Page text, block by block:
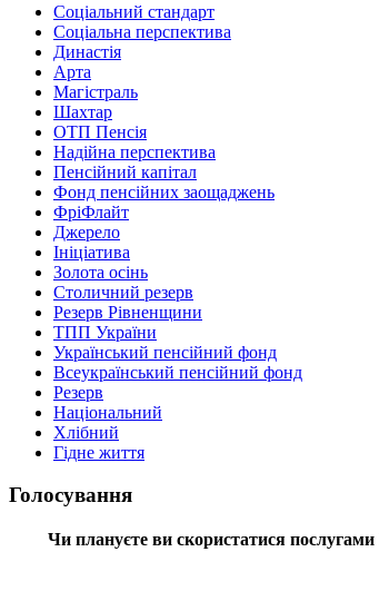
Соціальний стандарт
Соціальна перспектива
Династія
Арта
Магістраль
Шахтар
ОТП Пенсія
Надійна перспектива
Пенсійний капітал
Фонд пенсійних заощаджень
ФріФлайт
Джерело
Ініціатива
Золота осінь
Столичний резерв
Резерв Рівненщини
ТПП України
Український пенсійний фонд
Всеукраїнський пенсійний фонд
Резерв
Національний
Хлібний
Гідне життя
Голосування
Чи плануєте ви скористатися